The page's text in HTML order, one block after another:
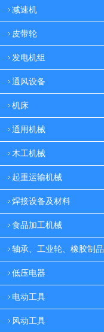
减速机
皮带轮
发电机组
通风设备
机床
通用机械
木工机械
起重运输机械
焊接设备及材料
食品加工机械
轴承、工业轮、橡胶制品
低压电器
电动工具
风动工具